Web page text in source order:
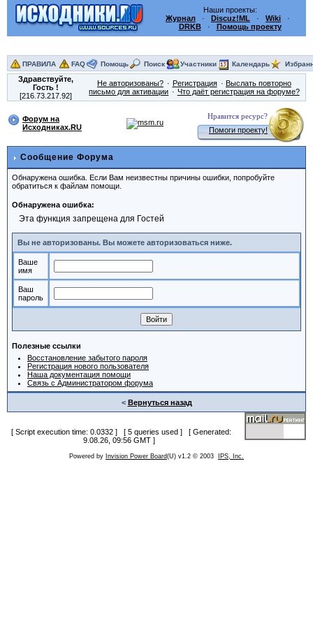
Наши проекты:
Журнал · Discuz!ML · Wiki ·
DRKB· Помощь проекту
ПРАВИЛА FAQ Помощь Поиск Участники Календарь
Здравствуйте,
Гость!
[216.73.217.92]
Не авторизованы? Регистрация
Выслать повторно
письмо для активации
Что даёт регистрация на форуме?
Форум на
Исходниках.RU
Нравится ресурс?
Помоги проекту!
Сообщение Форума
Обнаружена ошибка. Если Вам неизвестны причины ошибки, попробуйте
обратиться к файлам помощи.
Обнаружена ошибка:
Эта функция запрещена для Гостей
Вы не авторизованы. Вы можете авторизоваться ниже.
Ваше
имя
Ваш
пароль
Полезные ссылки
Восстановление забытого пароля
Регистрация нового пользователя
Наша документация помощи
Связь с Администратором форума
< Вернуться назад
[ Script execution time: 0.0332 ] [ 5 queries used ] [ Generated:
9.08.26, 09:56 GMT ]
Powered by Invision Power Board(U) v1.2 © 2003 IPS, Inc.